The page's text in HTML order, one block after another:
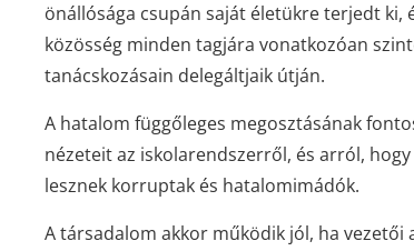
önállósága csupán saját életükre terjedt ki,
közösség minden tagjára vonatkozóan
tanácskozásain delegáltjaik útján.
A hatalom függőleges megosztásának
nézeteit az iskolarendszerről, és arról,
lesznek korruptak és hatalomimádók.
A társadalom akkor működik jól, ha vezetői